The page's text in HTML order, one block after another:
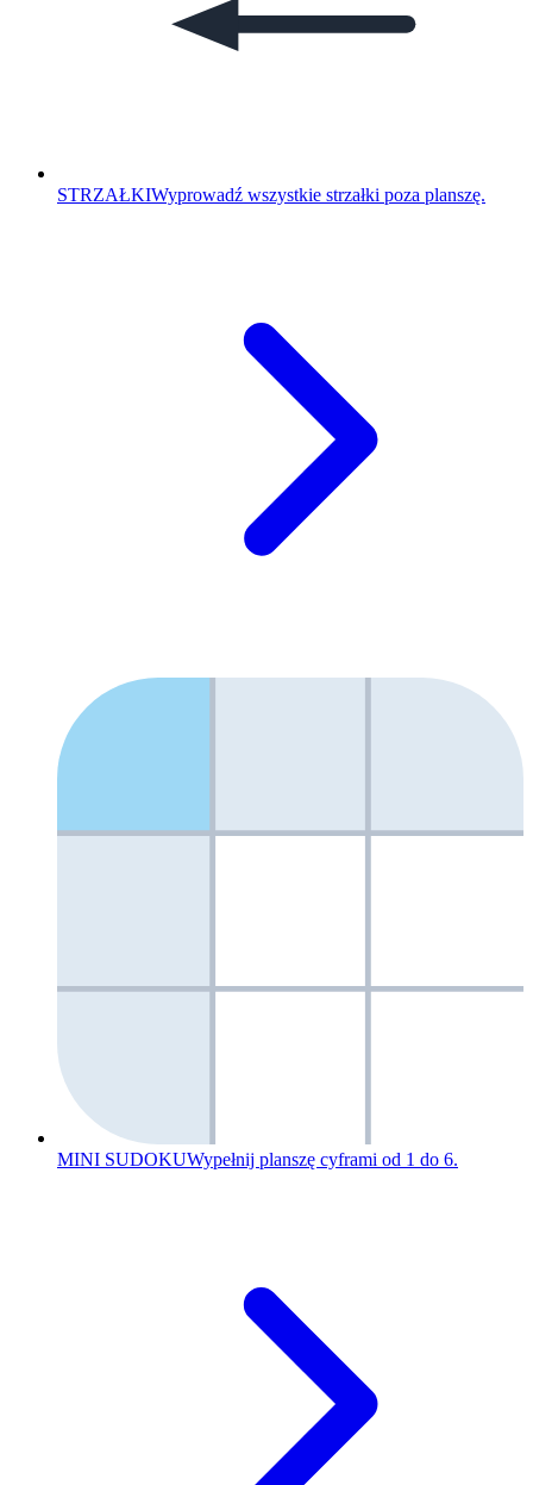
STRZAŁKIWyprowadź wszystkie strzałki poza planszę.
MINI SUDOKUWypełnij planszę cyframi od 1 do 6.